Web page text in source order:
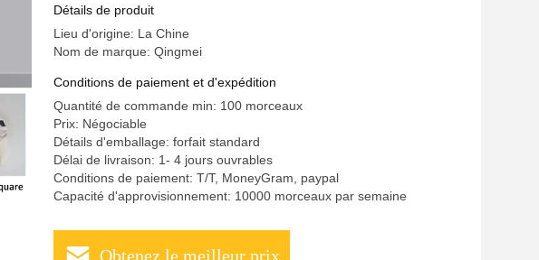
Détails de produit
Lieu d'origine: La Chine
Nom de marque: Qingmei
Conditions de paiement et d'expédition
Quantité de commande min: 100 morceaux
Prix: Négociable
Détails d'emballage: forfait standard
Délai de livraison: 1- 4 jours ouvrables
Conditions de paiement: T/T, MoneyGram, paypal
Capacité d'approvisionnement: 10000 morceaux par semaine
Obtenez le meilleur prix